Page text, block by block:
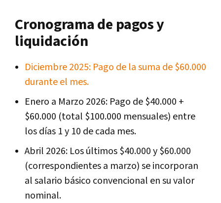
Cronograma de pagos y
liquidación
Diciembre 2025: Pago de la suma de $60.000
durante el mes.
Enero a Marzo 2026: Pago de $40.000 +
$60.000 (total $100.000 mensuales) entre
los días 1 y 10 de cada mes.
Abril 2026: Los últimos $40.000 y $60.000
(correspondientes a marzo) se incorporan
al salario básico convencional en su valor
nominal.